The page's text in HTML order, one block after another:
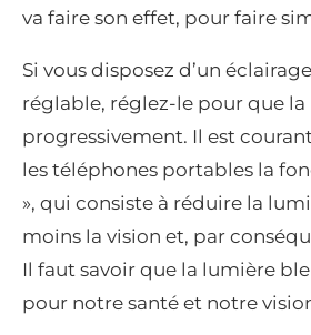
va faire son effet, pour faire
Si vous disposez d’un
réglable, réglez-le pour que
progressivement. Il est
les téléphones portables la
», qui consiste à réduire la
moins la vision et, par
Il faut savoir que la lumière
pour notre santé et notre